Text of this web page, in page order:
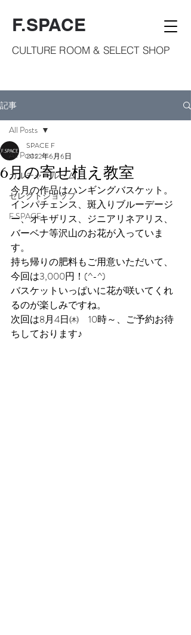
F.SPACE
CULTURE ROOM & SELECT SHOP
記事
All Posts
カルチャールーム
セレクトショップ
F.SPACE
All Posts
6月の寄せ植え教室
SPACE F
2022年6月6日
今月の作品はハンギングバスケット。
インパチェンス、斑入りブルーデージ
ー、オキザリス、ジニアリネアリス、
バーベナ等沢山のお花が入っていま
す。
持ち帰りの肥料もご用意いただいて、
今回は3,000円！(^-^)
バスケットいっぱいに花が咲いてくれ
るのが楽しみですね。
次回は8月4日㈭　10時～、ご予約お待
ちしております♪